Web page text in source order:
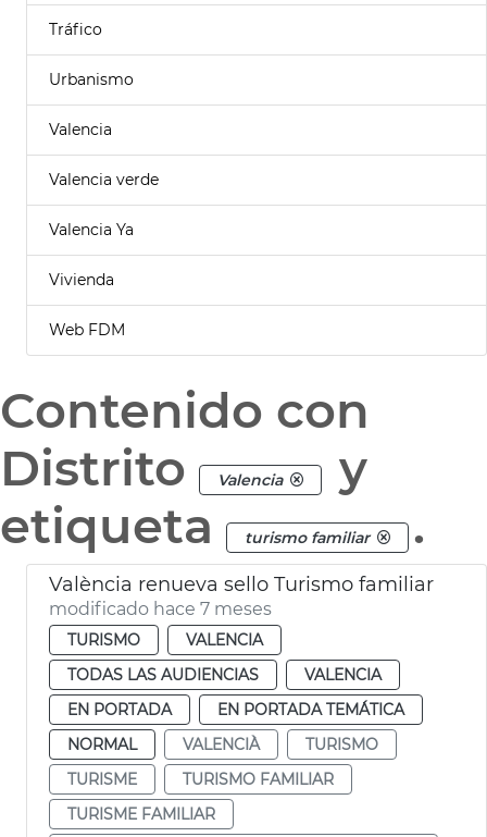
Tráfico
Urbanismo
Valencia
Valencia verde
Valencia Ya
Vivienda
Web FDM
Contenido con
Distrito
Valencia
y
etiqueta
turismo familiar .
València renueva sello Turismo familiar
modificado hace 7 meses
TURISMO
VALENCIA
TODAS LAS AUDIENCIAS
VALENCIA
EN PORTADA
EN PORTADA TEMÁTICA
NORMAL
VALENCIÀ
TURISMO
TURISME
TURISMO FAMILIAR
TURISME FAMILIAR